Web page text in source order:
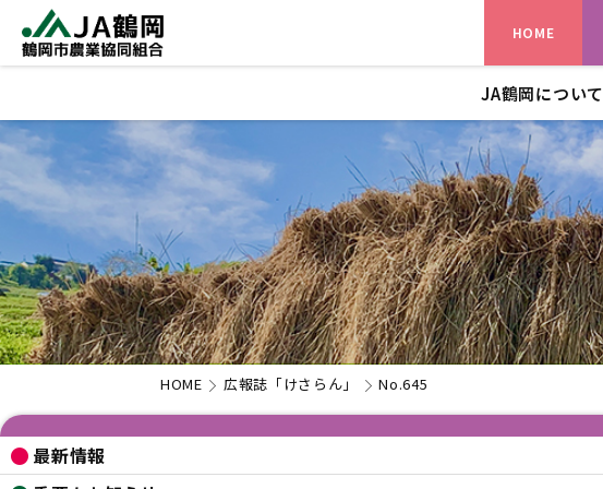
HOME
JA鶴岡について
HOME 広報誌「けさらん」 No.645
最新情報